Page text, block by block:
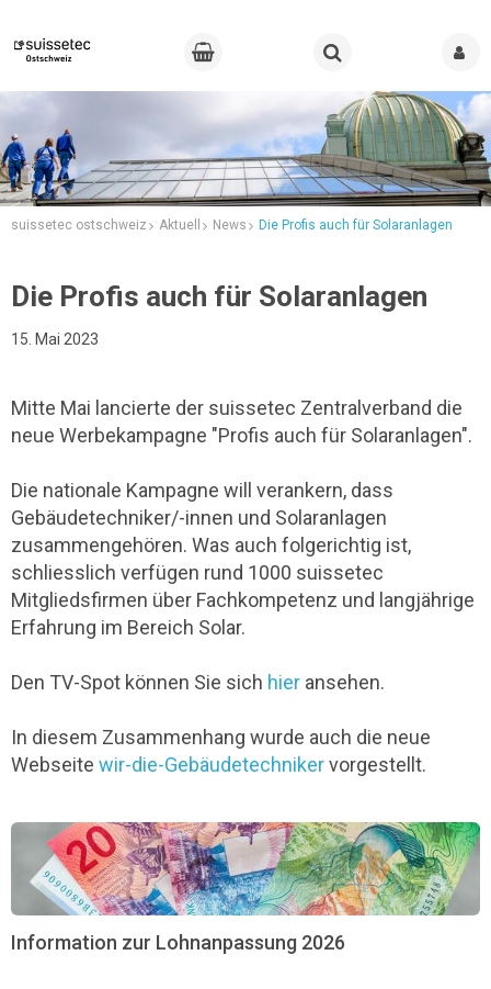
suissetec ostschweiz Aktuell News Die Profis auch für Solaranlagen
Die Profis auch für Solaranlagen
15. Mai 2023
Mitte Mai lancierte der suissetec Zentralverband die
neue Werbekampagne "Profis auch für Solaranlagen".
Die nationale Kampagne will verankern, dass
Gebäudetechniker/-innen und Solaranlagen
zusammengehören. Was auch folgerichtig ist,
schliesslich verfügen rund 1000 suissetec
Mitgliedsfirmen über Fachkompetenz und langjährige
Erfahrung im Bereich Solar.
Den TV-Spot können Sie sich hier ansehen.
In diesem Zusammenhang wurde auch die neue
Webseite wir-die-Gebäudetechnikervorgestellt.
Information zur Lohnanpassung 2026